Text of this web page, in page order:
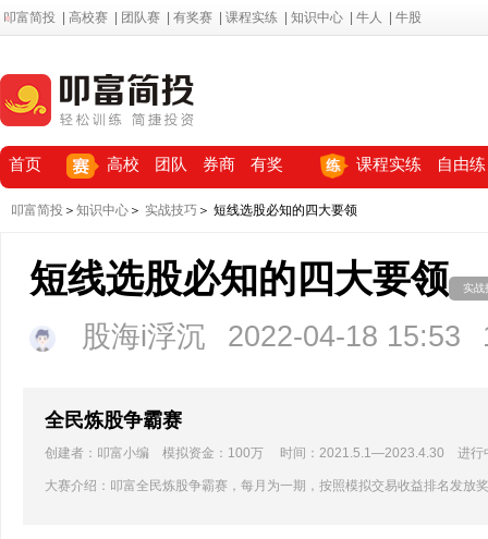
叩富简投 高校赛 团队赛 有奖赛 课程实练 知识中心 牛人 牛股
首页 高校 团队 券商 有奖 课程实练 自由练
叩富简投 ＞ 知识中心 ＞ 实战技巧 ＞ 短线选股必知的四大要领
短线选股必知的四大要领 实战
股海i浮沉 2022-04-18 15:53
全民炼股争霸赛
创建者：叩富小编 模拟资金：100万 时间：2021.5.1—2023.4.30 进行
大赛介绍：叩富全民炼股争霸赛，每月为一期，按照模拟交易收益排名发放